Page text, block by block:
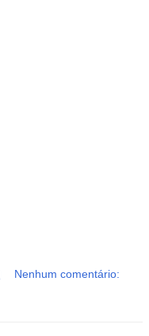
Nenhum comentário: